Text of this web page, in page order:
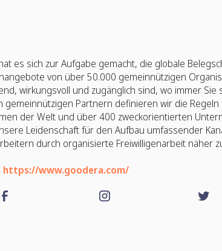
es sich zur Aufgabe gemacht, die globale
von über 50.000 gemeinnützigen
wirkungsvoll und zugänglich sind, wo immer
gemeinnützigen Partnern definieren wir die
der Welt und über 400 zweckorientierten
Leidenschaft für den Aufbau umfassender
durch organisierte Freiwilligenarbeit näher
https://www.goodera.com/